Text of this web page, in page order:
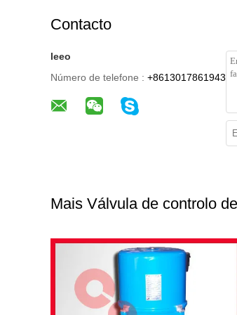
Contacto
leeo
Número de telefone : +8613017861943
Mais Válvula de controlo